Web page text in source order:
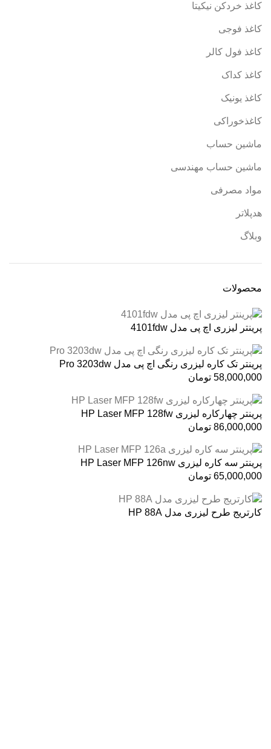
کاغذ خردکن نیکیتا
کاغذ فوجی
کاغذ فول کالر
کاغذ کداک
کاغذ یونیک
کاغذخوراکی
ماشین حساب
ماشین حساب مهندسی
مواد مصرفی
هدپلاتر
وبلاگ
محصولات
پرینتر لیزری اچ پی مدل 4101fdw
پرینتر تک کاره لیزری رنگی اچ پی مدل Pro 3203dw
58,000,000 تومان
پرینتر چهارکاره لیزری HP Laser MFP 128fw
86,000,000 تومان
پرینتر سه کاره لیزری HP Laser MFP 126nw
65,000,000 تومان
کارتریج طرح لیزری مدل HP 88A